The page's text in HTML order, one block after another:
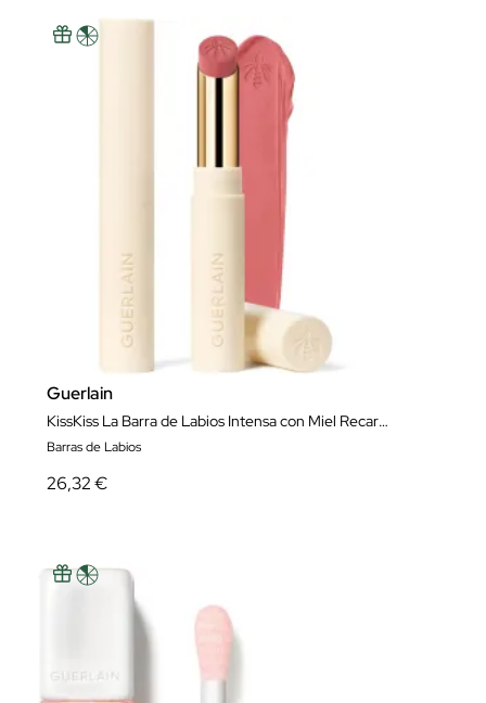
Guerlain
KissKiss La Barra de Labios Intensa con Miel Recarga
Barras de Labios
26,32 €